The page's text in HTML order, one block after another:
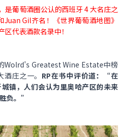
葡萄酒圈公认的西班牙 4 大名庄之
Gil齐名！《世界葡萄酒地图》
代表酒款名录中！
Wolrd's Greatest Wine Estate中榜
庄之一。 RP在书中评价道：“在
镇，人们会认为里奥哈产区的未来
负。”